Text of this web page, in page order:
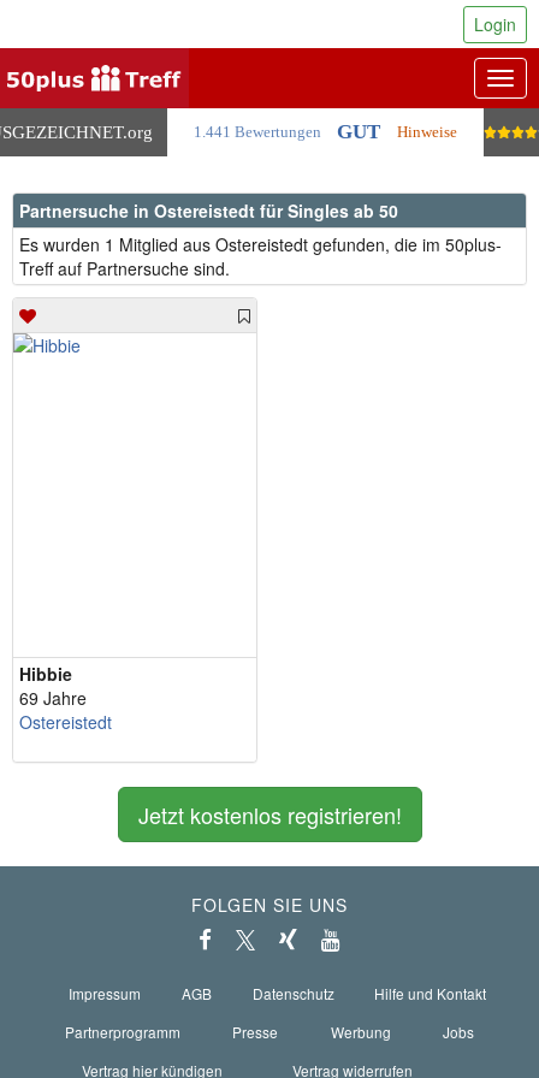
.org 1.441 Bewertungen GUT Hinweise
Login
Partnersuche in Ostereistedt für Singles ab 50
Es wurden 1 Mitglied aus Ostereistedt gefunden, die im 50plus-
Treff auf Partnersuche sind.
Hibbie
69 Jahre
Ostereistedt
Jetzt kostenlos registrieren!
FOLGEN SIE UNS
Impressum AGB Datenschutz
Hilfe und Kontakt
Partnerprogramm
Presse Werbung
Jobs
Vertrag hier kündigen
Vertrag widerrufen